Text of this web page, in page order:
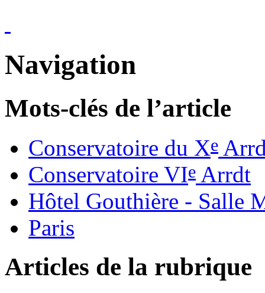
Navigation
Mots-clés de l’article
Conservatoire du Xe
Conservatoire VIe Arrdt
Hôtel Gouthière - Salle
Paris
Articles de la rubrique